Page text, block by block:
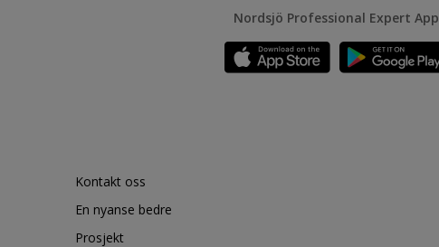
Nordsjö Professional Expert App
Kontakt oss
En nyanse bedre
Prosjekt